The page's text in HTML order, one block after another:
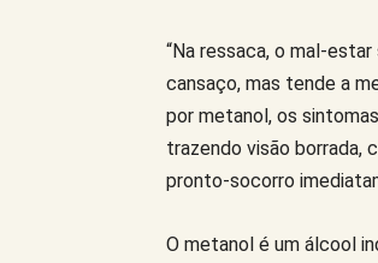
“Na ressaca, o mal-
cansaço, mas tende a
por metanol, os
trazendo visão borrada,
pronto-socorro
O metanol é um álcool